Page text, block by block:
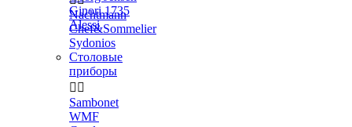
Ginori 1735
Alessi
Nachtmann
Chef&Sommelier
Sydonios
Столовые
приборы
 
Sambonet
WMF